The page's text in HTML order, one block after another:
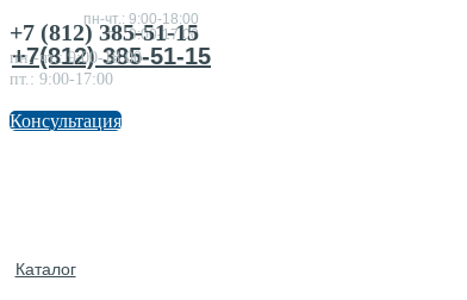
пн-чт.: 9:00-18:00
пт.:9:00-17:00
+7(812) 385-51-15
Каталог
+7 (812) 385-51-15
пн.-чт.: 9:00-18:00
пт.: 9:00-17:00
Консультация